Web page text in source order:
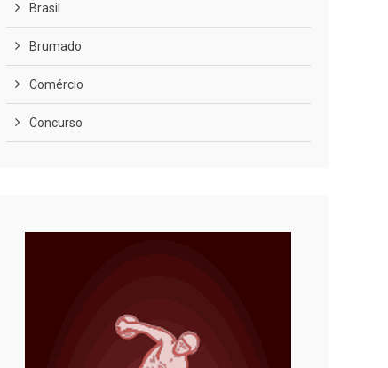
Brasil
Brumado
Comércio
Concurso